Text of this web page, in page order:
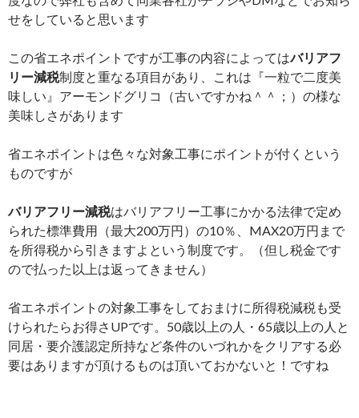
せをしていると思います
この省エネポイントですが工事の内容によってはバリアフ
リー減税制度と重なる項目があり、これは『一粒で二度美
味しい』アーモンドグリコ（古いですかね＾＾；）の様な
美味しさがあります
省エネポイントは色々な対象工事にポイントが付くという
ものですが
バリアフリー減税はバリアフリー工事にかかる法律で定め
られた標準費用（最大200万円）の10％、MAX20万円まで
を所得税から引きますよという制度です。（但し税金です
ので払った以上は返ってきません）
省エネポイントの対象工事をしておまけに所得税減税も受
けられたらお得さUPです。50歳以上の人・65歳以上の人と
同居・要介護認定所持など条件のいづれかをクリアする必
要はありますが頂けるものは頂いておかないと！ですね